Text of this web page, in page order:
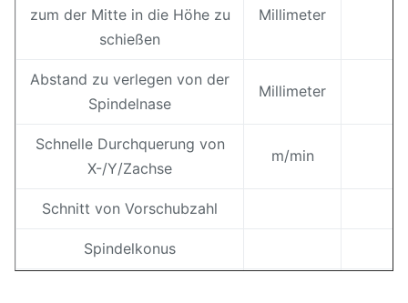
zum der Mitte in die Höhe zu
schießen
Millimeter
Abstand zu verlegen von der
Spindelnase
Millimeter
Schnelle Durchquerung von
X-/Y/Zachse
m/min
Schnitt von Vorschubzahl
Spindelkonus